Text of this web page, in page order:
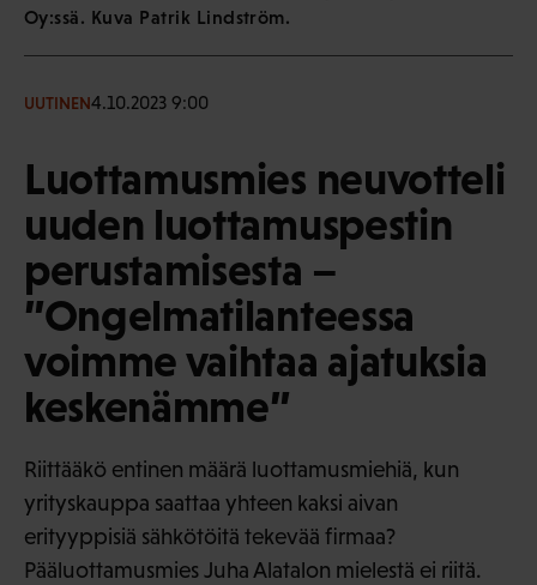
Oy:ssä. Kuva Patrik Lindström.
UUTINEN4.10.2023 9:00
Luottamusmies neuvotteli
uuden luottamuspestin
perustamisesta –
”Ongelmatilanteessa
voimme vaihtaa ajatuksia
keskenämme”
Riittääkö entinen määrä luottamusmiehiä, kun
yrityskauppa saattaa yhteen kaksi aivan
erityyppisiä sähkötöitä tekevää firmaa?
Pääluottamusmies Juha Alatalon mielestä ei riitä.